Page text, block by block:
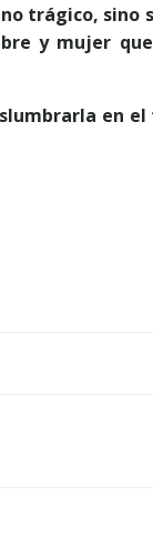
trágico, sino
y mujer
en